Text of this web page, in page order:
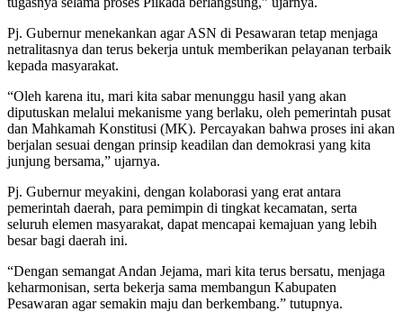
Pj. Gubernur menekankan agar ASN di Pesawaran tetap menjaga
netralitasnya dan terus bekerja untuk memberikan pelayanan terbaik
kepada masyarakat.
“Oleh karena itu, mari kita sabar menunggu hasil yang akan
diputuskan melalui mekanisme yang berlaku, oleh pemerintah pusat
dan Mahkamah Konstitusi (MK). Percayakan bahwa proses ini akan
berjalan sesuai dengan prinsip keadilan dan demokrasi yang kita
junjung bersama,” ujarnya.
Pj. Gubernur meyakini, dengan kolaborasi yang erat antara
pemerintah daerah, para pemimpin di tingkat kecamatan, serta
seluruh elemen masyarakat, dapat mencapai kemajuan yang lebih
besar bagi daerah ini.
“Dengan semangat Andan Jejama, mari kita terus bersatu, menjaga
keharmonisan, serta bekerja sama membangun Kabupaten
Pesawaran agar semakin maju dan berkembang.” tutupnya.